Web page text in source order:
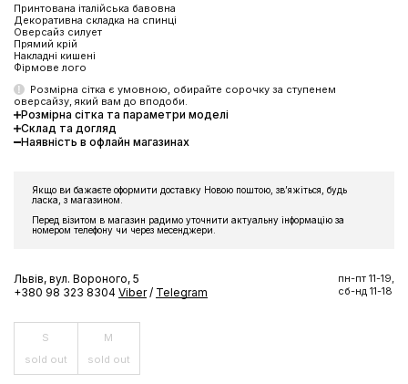
Принтована італійська бавовна
Декоративна складка на спинці
Оверсайз силует
Прямий крій
Накладні кишені
Фірмове лого
Розмірна сітка є умовною, обирайте сорочку за ступенем
оверсайзу, який вам до вподоби.
Розмірна сітка та параметри моделі
Склад та догляд
Наявність в офлайн магазинах
Якщо ви бажаєте оформити доставку Новою поштою, звʼяжіться, будь
ласка, з магазином.
Перед візитом в магазин радимо уточнити актуальну інформацію за
номером телефону чи через месенджери.
Львів, вул. Вороного, 5
+380 98 323 8304 Viber / Telegram
пн-пт 11-19,
сб-нд 11-18
S
sold out
M
sold out